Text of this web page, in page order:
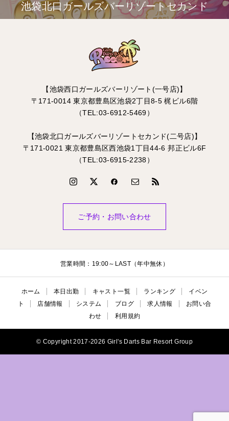
池袋北口ガールズバーリゾートセカンド
【池袋西口ガールズバーリゾート(一号店)】
〒171-0014 東京都豊島区池袋2丁目8-5 梶ビル6階
（TEL:03-6912-5469）
【池袋北口ガールズバーリゾートセカンド(二号店)】
〒171-0021 東京都豊島区西池袋1丁目44-6 邦正ビル6F
（TEL:03-6915-2238）
ご予約・お問い合わせ
営業時間：19:00～LAST（年中無休）
ホーム 本日出勤 キャスト一覧 ランキング
イベン
ト
店舗情報 システム ブログ 求人情報
お問い合
わせ
利用規約
© Copyright 2017-2026 Girl's Darts Bar Resort Group